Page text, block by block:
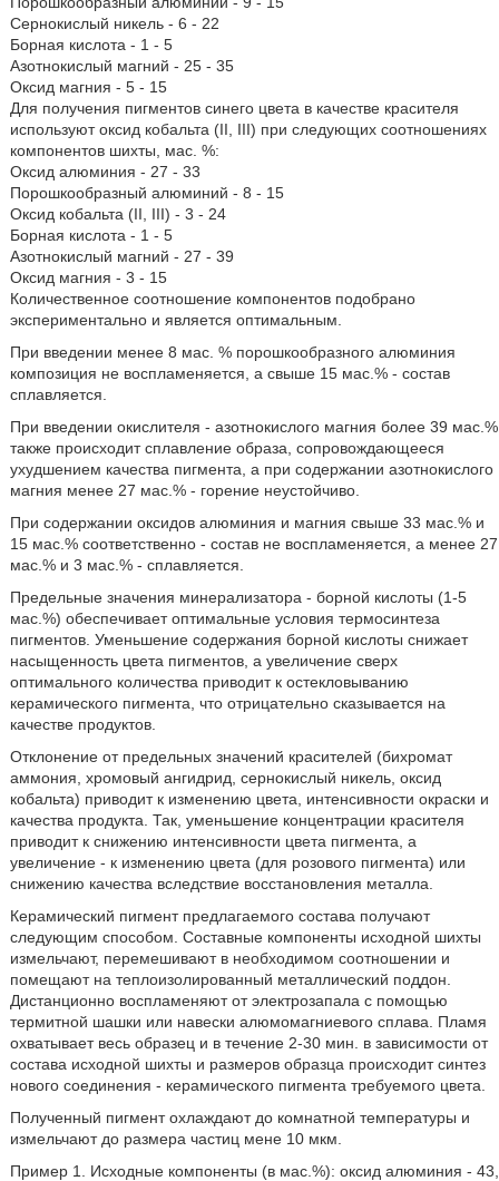
Сернокислый никель - 6 - 22
Борная кислота - 1 - 5
Азотнокислый магний - 25 - 35
Оксид магния - 5 - 15
Для получения пигментов синего цвета в качестве красителя
используют оксид кобальта (II, III) при следующих соотношениях
компонентов шихты, мас. %:
Оксид алюминия - 27 - 33
Порошкообразный алюминий - 8 - 15
Оксид кобальта (II, III) - 3 - 24
Борная кислота - 1 - 5
Азотнокислый магний - 27 - 39
Оксид магния - 3 - 15
Количественное соотношение компонентов подобрано
экспериментально и является оптимальным.
При введении менее 8 мас. % порошкообразного алюминия
композиция не воспламеняется, а свыше 15 мас.% - состав
сплавляется.
При введении окислителя - азотнокислого магния более 39 мас.%
также происходит сплавление образа, сопровождающееся
ухудшением качества пигмента, а при содержании азотнокислого
магния менее 27 мас.% - горение неустойчиво.
При содержании оксидов алюминия и магния свыше 33 мас.% и
15 мас.% соответственно - состав не воспламеняется, а менее 27
мас.% и 3 мас.% - сплавляется.
Предельные значения минерализатора - борной кислоты (1-5
мас.%) обеспечивает оптимальные условия термосинтеза
пигментов. Уменьшение содержания борной кислоты снижает
насыщенность цвета пигментов, а увеличение сверх
оптимального количества приводит к остекловыванию
керамического пигмента, что отрицательно сказывается на
качестве продуктов.
Отклонение от предельных значений красителей (бихромат
аммония, хромовый ангидрид, сернокислый никель, оксид
кобальта) приводит к изменению цвета, интенсивности окраски и
качества продукта. Так, уменьшение концентрации красителя
приводит к снижению интенсивности цвета пигмента, а
увеличение - к изменению цвета (для розового пигмента) или
снижению качества вследствие восстановления металла.
Керамический пигмент предлагаемого состава получают
следующим способом. Составные компоненты исходной шихты
измельчают, перемешивают в необходимом соотношении и
помещают на теплоизолированный металлический поддон.
Дистанционно воспламеняют от электрозапала с помощью
термитной шашки или навески алюмомагниевого сплава. Пламя
охватывает весь образец и в течение 2-30 мин. в зависимости от
состава исходной шихты и размеров образца происходит синтез
нового соединения - керамического пигмента требуемого цвета.
Полученный пигмент охлаждают до комнатной температуры и
измельчают до размера частиц мене 10 мкм.
Пример 1. Исходные компоненты (в мас.%): оксид алюминия - 43,